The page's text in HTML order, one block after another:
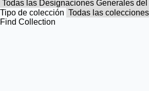
Tipo de colección
Find Collection